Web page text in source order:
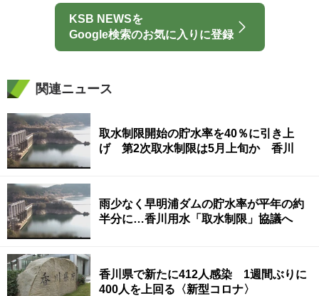
KSB NEWSを
Google検索のお気に入りに登録
関連ニュース
取水制限開始の貯水率を40％に引き上
げ 第2次取水制限は5月上旬か 香川
雨少なく早明浦ダムの貯水率が平年の約
半分に…香川用水「取水制限」協議へ
香川県で新たに412人感染 1週間ぶりに
400人を上回る〈新型コロナ〉